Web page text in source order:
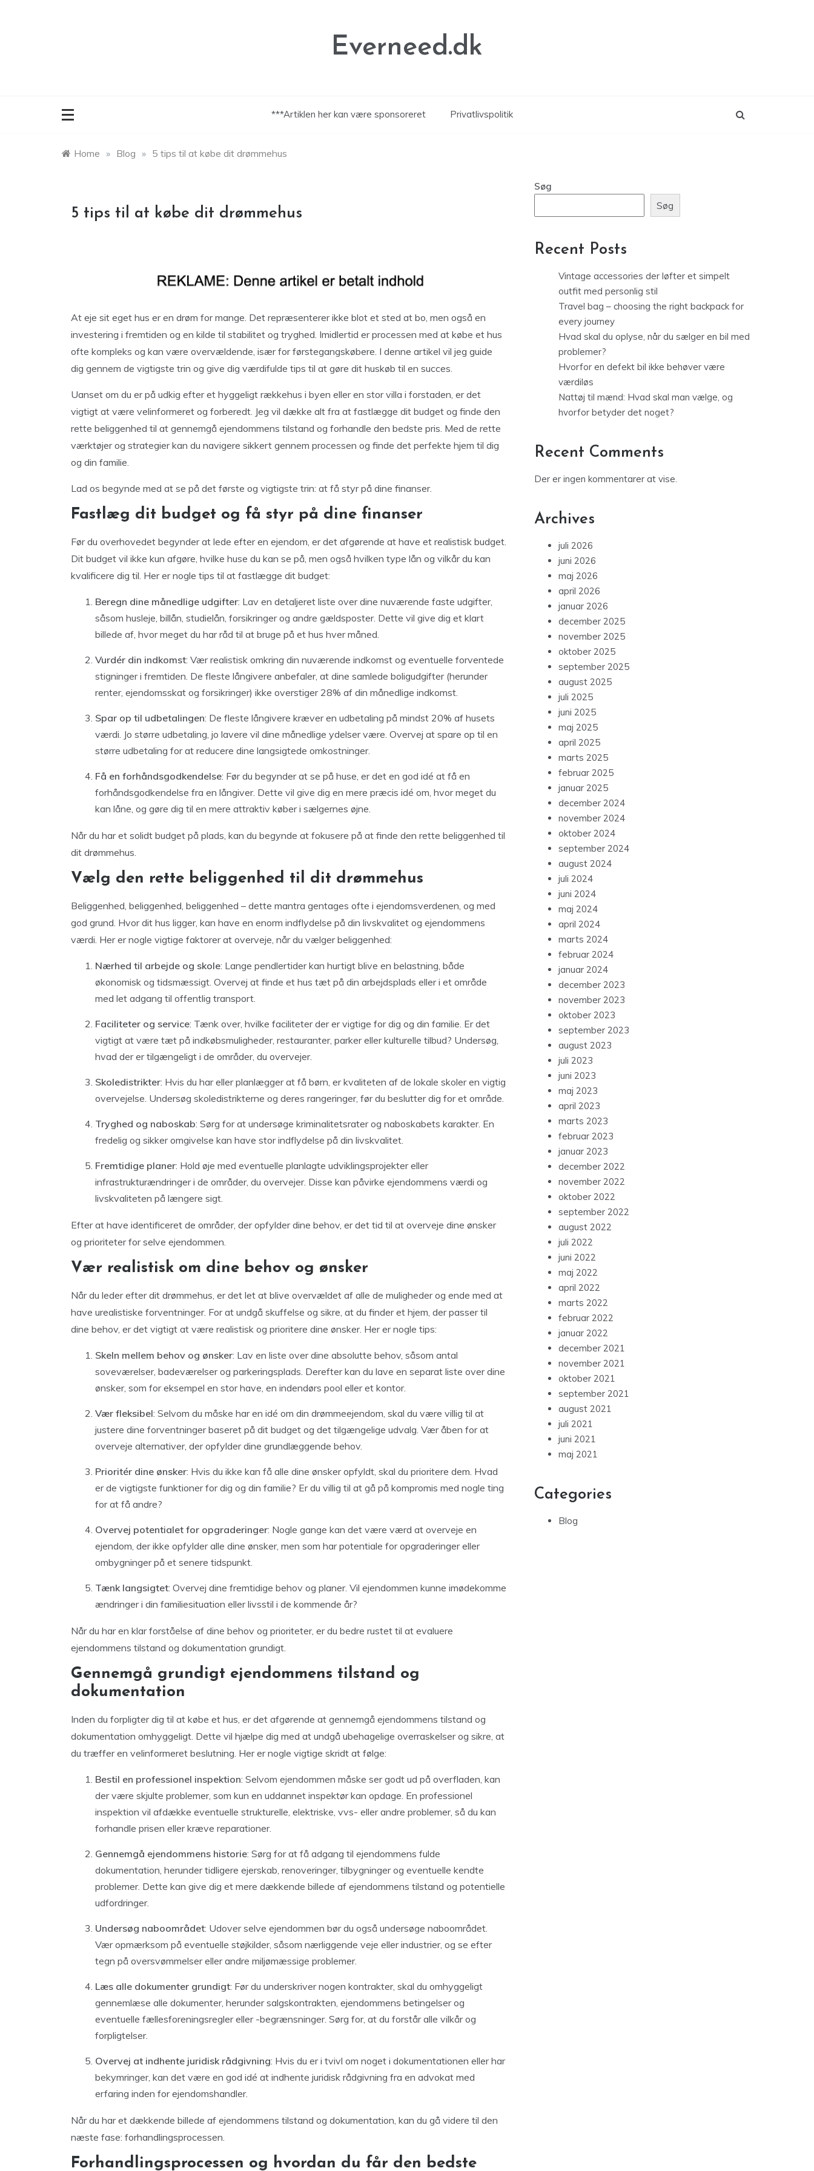
Everneed.dk
***Artiklen her kan være sponsoreret Privatlivspolitik
Home » Blog » 5 tips til at købe dit drømmehus
5 tips til at købe dit drømmehus
At eje sit eget hus er en drøm for mange. Det repræsenterer ikke blot et sted at bo, men også en
investering i fremtiden og en kilde til stabilitet og tryghed. Imidlertid er processen med at købe et hus
ofte kompleks og kan være overvældende, især for førstegangskøbere. I denne artikel vil jeg guide
dig gennem de vigtigste trin og give dig værdifulde tips til at gøre dit huskøb til en succes.
Uanset om du er på udkig efter et hyggeligt rækkehus i byen eller en stor villa i forstaden, er det
vigtigt at være velinformeret og forberedt. Jeg vil dække alt fra at fastlægge dit budget og finde den
rette beliggenhed til at gennemgå ejendommens tilstand og forhandle den bedste pris. Med de rette
værktøjer og strategier kan du navigere sikkert gennem processen og finde det perfekte hjem til dig
og din familie.
Lad os begynde med at se på det første og vigtigste trin: at få styr på dine finanser.
Fastlæg dit budget og få styr på dine finanser
Før du overhovedet begynder at lede efter en ejendom, er det afgørende at have et realistisk budget.
Dit budget vil ikke kun afgøre, hvilke huse du kan se på, men også hvilken type lån og vilkår du kan
kvalificere dig til. Her er nogle tips til at fastlægge dit budget:
Beregn dine månedlige udgifter: Lav en detaljeret liste over dine nuværende faste udgifter,
såsom husleje, billån, studielån, forsikringer og andre gældsposter. Dette vil give dig et klart
billede af, hvor meget du har råd til at bruge på et hus hver måned.
Vurdér din indkomst: Vær realistisk omkring din nuværende indkomst og eventuelle forventede
stigninger i fremtiden. De fleste långivere anbefaler, at dine samlede boligudgifter (herunder
renter, ejendomsskat og forsikringer) ikke overstiger 28% af din månedlige indkomst.
Spar op til udbetalingen: De fleste långivere kræver en udbetaling på mindst 20% af husets
værdi. Jo større udbetaling, jo lavere vil dine månedlige ydelser være. Overvej at spare op til en
større udbetaling for at reducere dine langsigtede omkostninger.
Få en forhåndsgodkendelse: Før du begynder at se på huse, er det en god idé at få en
forhåndsgodkendelse fra en långiver. Dette vil give dig en mere præcis idé om, hvor meget du
kan låne, og gøre dig til en mere attraktiv køber i sælgernes øjne.
Når du har et solidt budget på plads, kan du begynde at fokusere på at finde den rette beliggenhed til
dit drømmehus.
Vælg den rette beliggenhed til dit drømmehus
Beliggenhed, beliggenhed, beliggenhed – dette mantra gentages ofte i ejendomsverdenen, og med
god grund. Hvor dit hus ligger, kan have en enorm indflydelse på din livskvalitet og ejendommens
værdi. Her er nogle vigtige faktorer at overveje, når du vælger beliggenhed:
Nærhed til arbejde og skole: Lange pendlertider kan hurtigt blive en belastning, både
økonomisk og tidsmæssigt. Overvej at finde et hus tæt på din arbejdsplads eller i et område
med let adgang til offentlig transport.
Faciliteter og service: Tænk over, hvilke faciliteter der er vigtige for dig og din familie. Er det
vigtigt at være tæt på indkøbsmuligheder, restauranter, parker eller kulturelle tilbud? Undersøg,
hvad der er tilgængeligt i de områder, du overvejer.
Skoledistrikter: Hvis du har eller planlægger at få børn, er kvaliteten af de lokale skoler en vigtig
overvejelse. Undersøg skoledistrikterne og deres rangeringer, før du beslutter dig for et område.
Tryghed og naboskab: Sørg for at undersøge kriminalitetsrater og naboskabets karakter. En
fredelig og sikker omgivelse kan have stor indflydelse på din livskvalitet.
Fremtidige planer: Hold øje med eventuelle planlagte udviklingsprojekter eller
infrastrukturændringer i de områder, du overvejer. Disse kan påvirke ejendommens værdi og
livskvaliteten på længere sigt.
Efter at have identificeret de områder, der opfylder dine behov, er det tid til at overveje dine ønsker
og prioriteter for selve ejendommen.
Vær realistisk om dine behov og ønsker
Når du leder efter dit drømmehus, er det let at blive overvældet af alle de muligheder og ende med at
have urealistiske forventninger. For at undgå skuffelse og sikre, at du finder et hjem, der passer til
dine behov, er det vigtigt at være realistisk og prioritere dine ønsker. Her er nogle tips:
Skeln mellem behov og ønsker: Lav en liste over dine absolutte behov, såsom antal
soveværelser, badeværelser og parkeringsplads. Derefter kan du lave en separat liste over dine
ønsker, som for eksempel en stor have, en indendørs pool eller et kontor.
Vær fleksibel: Selvom du måske har en idé om din drømmeejendom, skal du være villig til at
justere dine forventninger baseret på dit budget og det tilgængelige udvalg. Vær åben for at
overveje alternativer, der opfylder dine grundlæggende behov.
Prioritér dine ønsker: Hvis du ikke kan få alle dine ønsker opfyldt, skal du prioritere dem. Hvad
er de vigtigste funktioner for dig og din familie? Er du villig til at gå på kompromis med nogle ting
for at få andre?
Overvej potentialet for opgraderinger: Nogle gange kan det være værd at overveje en
ejendom, der ikke opfylder alle dine ønsker, men som har potentiale for opgraderinger eller
ombygninger på et senere tidspunkt.
Tænk langsigtet: Overvej dine fremtidige behov og planer. Vil ejendommen kunne imødekomme
ændringer i din familiesituation eller livsstil i de kommende år?
Når du har en klar forståelse af dine behov og prioriteter, er du bedre rustet til at evaluere
ejendommens tilstand og dokumentation grundigt.
Gennemgå grundigt ejendommens tilstand og
dokumentation
Inden du forpligter dig til at købe et hus, er det afgørende at gennemgå ejendommens tilstand og
dokumentation omhyggeligt. Dette vil hjælpe dig med at undgå ubehagelige overraskelser og sikre, at
du træffer en velinformeret beslutning. Her er nogle vigtige skridt at følge:
Bestil en professionel inspektion: Selvom ejendommen måske ser godt ud på overfladen, kan
der være skjulte problemer, som kun en uddannet inspektør kan opdage. En professionel
inspektion vil afdække eventuelle strukturelle, elektriske, vvs- eller andre problemer, så du kan
forhandle prisen eller kræve reparationer.
Gennemgå ejendommens historie: Sørg for at få adgang til ejendommens fulde
dokumentation, herunder tidligere ejerskab, renoveringer, tilbygninger og eventuelle kendte
problemer. Dette kan give dig et mere dækkende billede af ejendommens tilstand og potentielle
udfordringer.
Undersøg naboområdet: Udover selve ejendommen bør du også undersøge naboområdet.
Vær opmærksom på eventuelle støjkilder, såsom nærliggende veje eller industrier, og se efter
tegn på oversvømmelser eller andre miljømæssige problemer.
Læs alle dokumenter grundigt: Før du underskriver nogen kontrakter, skal du omhyggeligt
gennemlæse alle dokumenter, herunder salgskontrakten, ejendommens betingelser og
eventuelle fællesforeningsregler eller -begrænsninger. Sørg for, at du forstår alle vilkår og
forpligtelser.
Overvej at indhente juridisk rådgivning: Hvis du er i tvivl om noget i dokumentationen eller har
bekymringer, kan det være en god idé at indhente juridisk rådgivning fra en advokat med
erfaring inden for ejendomshandler.
Når du har et dækkende billede af ejendommens tilstand og dokumentation, kan du gå videre til den
næste fase: forhandlingsprocessen.
Forhandlingsprocessen og hvordan du får den bedste
Søg
Søg
Recent Posts
Vintage accessories der løfter et simpelt
outfit med personlig stil
Travel bag – choosing the right backpack for
every journey
Hvad skal du oplyse, når du sælger en bil med
problemer?
Hvorfor en defekt bil ikke behøver være
værdiløs
Nattøj til mænd: Hvad skal man vælge, og
hvorfor betyder det noget?
Recent Comments
Der er ingen kommentarer at vise.
Archives
juli 2026
juni 2026
maj 2026
april 2026
januar 2026
december 2025
november 2025
oktober 2025
september 2025
august 2025
juli 2025
juni 2025
maj 2025
april 2025
marts 2025
februar 2025
januar 2025
december 2024
november 2024
oktober 2024
september 2024
august 2024
juli 2024
juni 2024
maj 2024
april 2024
marts 2024
februar 2024
januar 2024
december 2023
november 2023
oktober 2023
september 2023
august 2023
juli 2023
juni 2023
maj 2023
april 2023
marts 2023
februar 2023
januar 2023
december 2022
november 2022
oktober 2022
september 2022
august 2022
juli 2022
juni 2022
maj 2022
april 2022
marts 2022
februar 2022
januar 2022
december 2021
november 2021
oktober 2021
september 2021
august 2021
juli 2021
juni 2021
maj 2021
Categories
Blog